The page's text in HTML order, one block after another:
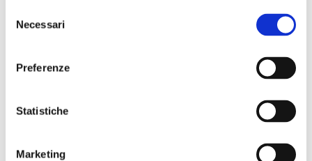
delNecessari
Preferenze
Statistiche
Marketing
Comunicato n. 84
Domenica 13
Settembre 2026
ore 10:30
Comunicato n. 97